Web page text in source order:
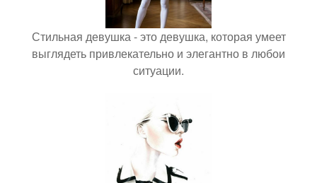
Стильная девушка - это девушка, которая умеет
выглядеть привлекательно и элегантно в любои
ситуации.